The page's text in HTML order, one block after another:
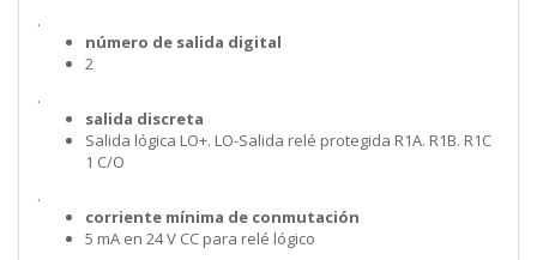
.
número de salida digital
2
.
salida discreta
Salida lógica LO+. LO-Salida relé protegida R1A. R1B. R1C
1 C/O
.
corriente mínima de conmutación
5 mA en 24 V CC para relé lógico